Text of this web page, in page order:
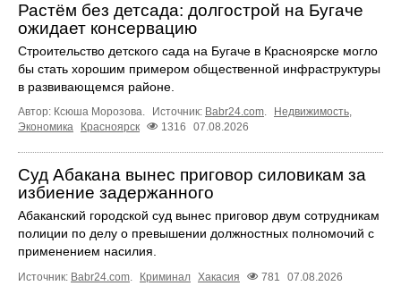
Растём без детсада: долгострой на Бугаче
ожидает консервацию
Строительство детского сада на Бугаче в Красноярске могло
бы стать хорошим примером общественной инфраструктуры
в развивающемся районе.
Автор: Ксюша Морозова. Источник: Babr24.com. Недвижимость,
Экономика
Красноярск 1316 07.08.2026
Суд Абакана вынес приговор силовикам за
избиение задержанного
Абаканский городской суд вынес приговор двум сотрудникам
полиции по делу о превышении должностных полномочий с
применением насилия.
Источник: Babr24.com. Криминал Хакасия 781 07.08.2026